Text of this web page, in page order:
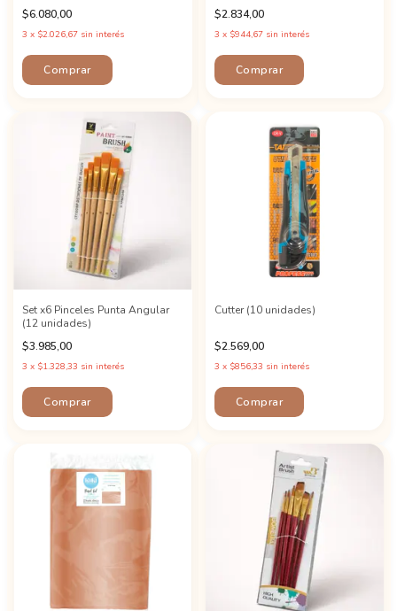
$6.080,00
3 x $2.026,67 sin interés
$2.834,00
3 x $944,67 sin interés
Set x6 Pinceles Punta Angular
(12 unidades)
$3.985,00
3 x $1.328,33 sin interés
Cutter (10 unidades)
$2.569,00
3 x $856,33 sin interés